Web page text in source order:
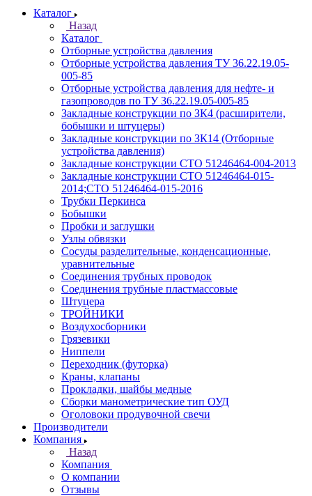
Каталог
Назад
Каталог
Отборные устройства давления
Отборные устройства давления ТУ 36.22.19.05-
005-85
Отборные устройства давления для нефте- и
газопроводов по ТУ 36.22.19.05-005-85
Закладные конструкции по ЗК4 (расширители,
бобышки и штуцеры)
Закладные конструкции по ЗК14 (Отборные
устройства давления)
Закладные конструкции СТО 51246464-004-2013
Закладные конструкции СТО 51246464-015-
2014;СТО 51246464-015-2016
Трубки Перкинса
Бобышки
Пробки и заглушки
Узлы обвязки
Сосуды разделительные, конденсационные,
уравнительные
Соединения трубных проводок
Соединения трубные пластмассовые
Штуцера
ТРОЙНИКИ
Воздухосборники
Грязевики
Ниппели
Переходник (футорка)
Краны, клапаны
Прокладки, шайбы медные
Сборки манометрические тип ОУД
Оголовоки продувочной свечи
Производители
Компания
Назад
Компания
О компании
Отзывы